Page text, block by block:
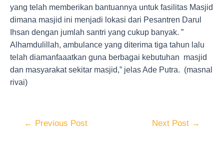
yang telah memberikan bantuannya untuk fasilitas Masjid
dimana masjid ini menjadi lokasi dari Pesantren Darul
Ihsan dengan jumlah santri yang cukup banyak. ”
Alhamdulillah, ambulance yang diterima tiga tahun lalu
telah diamanfaaatkan guna berbagai kebutuhan masjid
dan masyarakat sekitar masjid,” jelas Ade Putra. (masnal
rivai)
← Previous Post Next Post →